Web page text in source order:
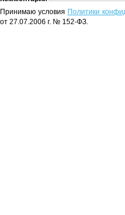
Принимаю условия Политики
от 27.07.2006 г. № 152-ФЗ.